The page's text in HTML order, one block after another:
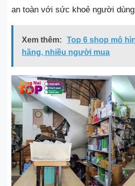
an toàn với sức khoẻ người
Xem thêm:
Top 6 shop mô
hãng, nhiều người mua